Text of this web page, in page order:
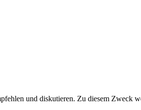
und diskutieren. Zu diesem Zweck